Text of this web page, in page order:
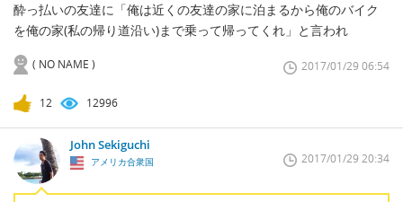
酔っ払いの友達に「俺は近くの友達の家に泊まるから俺のバイク
を俺の家(私の帰り道沿い)まで乗って帰ってくれ」と言われ
( NO NAME ) 2017/01/29 06:54
12 12996
John Sekiguchi
アメリカ合衆国 2017/01/29 20:34